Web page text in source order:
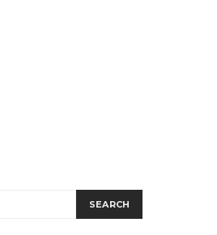
SEARCH